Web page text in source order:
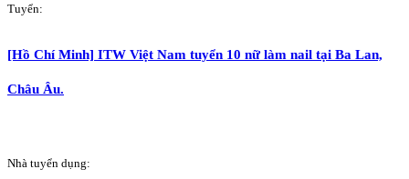
Tuyển:
[Hồ Chí Minh] ITW Việt Nam tuyển 10 nữ làm nail tại Ba Lan,
Châu Âu.
Nhà tuyển dụng: